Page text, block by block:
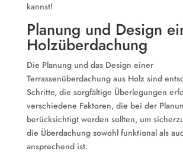
kannst!
Planung und Design
Holzüberdachung
Die Planung und das Design einer
Terrassenüberdachung aus Holz sind
Schritte, die sorgfältige Überlegungen
verschiedene Faktoren, die bei der
berücksichtigt werden sollten, um
die Überdachung sowohl funktional als
ansprechend ist.